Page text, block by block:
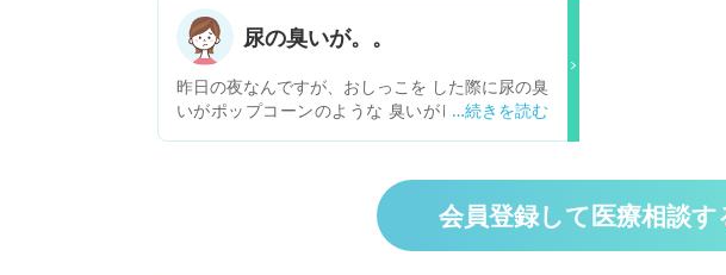
尿の臭いが。。
昨日の夜なんですが、おしっこを した際に尿の臭
いがポップコーンのような 臭いがしました。 以
てあったんですが。 今回の尿も野菜を取れば ポ
ップコーンのような臭いは、消えますか？ また、
病気の可能性はありますか？
会員登録して医療相談す